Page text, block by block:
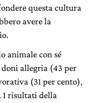
questa cultura
avere la
animale con sé
allegria (43 per
(31 per cento),
I risultati della